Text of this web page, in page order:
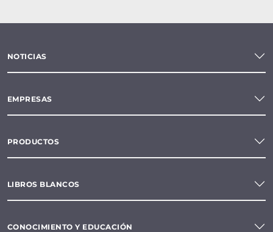
NOTICIAS
EMPRESAS
PRODUCTOS
LIBROS BLANCOS
CONOCIMIENTO Y EDUCACIÓN